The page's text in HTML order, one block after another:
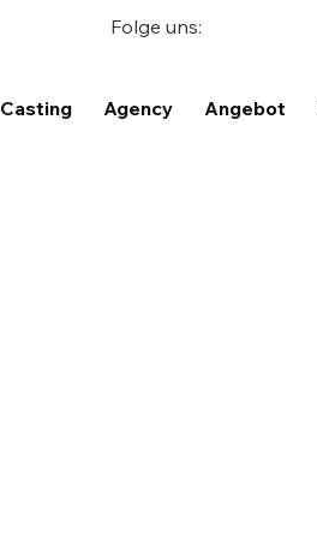
Folge uns:
Casting Agency Angebot